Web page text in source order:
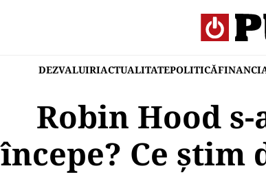
DEZVALUIRIACTUALITATEPOLITICĂ
Robin Hood
începe? Ce știm